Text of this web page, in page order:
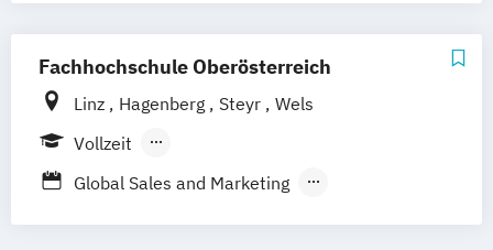
Fachhochschule Oberösterreich
Linz Hagenberg Steyr
Wels
Vollzeit
Berufsbegleitendes Präsenzstudium
Global Sales and Marketing